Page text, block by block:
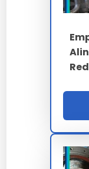
Nossas
Lembramos
de redutores
sempre nossa
Ao nos
entende a